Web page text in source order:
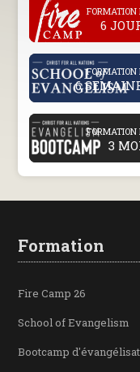
. FORMATION
6
. FORMATION
6
. FORMATION
3
Formation
Fire Camp 26
School of Evangelism
Bootcamp